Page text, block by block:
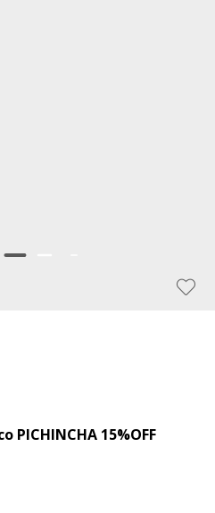
PICHINCHA 15%OFF